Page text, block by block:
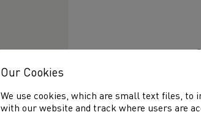
Our Cookies
We use cookies, which are small text files, to
with our website and track where users are